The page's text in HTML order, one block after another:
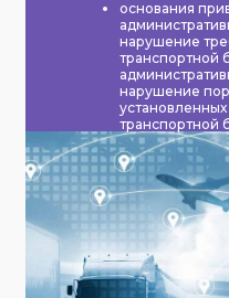
основания
нарушение
транспортной
нарушение
транспортной